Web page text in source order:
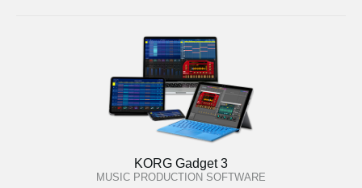
KORG Gadget 3
MUSIC PRODUCTION SOFTWARE